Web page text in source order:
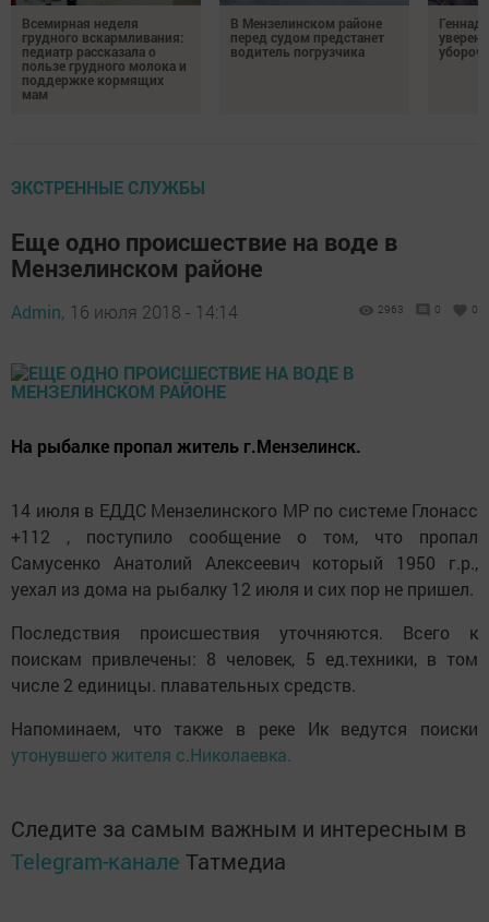
Всемирная неделя
грудного вскармливания:
педиатр рассказала о
пользе грудного молока и
поддержке кормящих
мам
В Мензелинском районе
перед судом предстанет
водитель погрузчика
ЭКСТРЕННЫЕ СЛУЖБЫ
Еще одно происшествие на воде в
Мензелинском районе
Admin, 16 июля 2018 - 14:14 2963 0 0
На рыбалке пропал житель г.Мензелинск.
14 июля в ЕДДС Мензелинского МР по системе Глонасс
+112 , поступило сообщение о том, что пропал
Самусенко Анатолий Алексеевич который 1950 г.р.,
уехал из дома на рыбалку 12 июля и сих пор не пришел.
Последствия происшествия уточняются. Всего к
поискам привлечены: 8 человек, 5 ед.техники, в том
числе 2 единицы. плавательных средств.
Напоминаем, что также в реке Ик ведутся поиски
утонувшего жителя с.Николаевка.
Следите за самым важным и интересным в
Telegram-канале Татмедиа